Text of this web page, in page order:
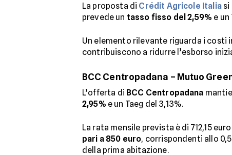
La proposta di Crédit Agricole Italiasi
prevede un tasso fisso del 2,59% e un
Un elemento rilevante riguarda i costi
contribuiscono a ridurre l’esborso
BCC Centropadana – Mutuo
L’offerta di BCC Centropadana
2,95% e un Taeg del 3,13%.
La rata mensile prevista è di 712,15
pari a 850 euro, corrispondenti allo
della prima abitazione.